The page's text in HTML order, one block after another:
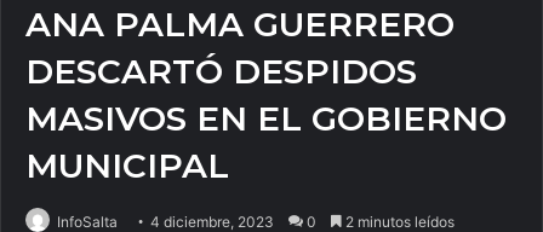
ANA PALMA GUERRERO
DESCARTÓ DESPIDOS
MASIVOS EN EL GOBIERNO
MUNICIPAL
InfoSalta 4 diciembre, 2023 0 2 minutos leídos